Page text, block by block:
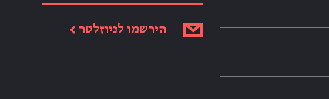
הירשמו לניוזלטר ←